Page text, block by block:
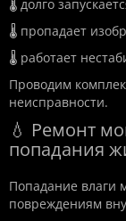
🌡️ долго
🌡️ пропадает
🌡️ работает
Проводим
неисправности.
💧 Ремонт
попадания
Попадание влаги
повреждениям